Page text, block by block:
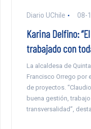
Diario UChile 08-
Karina Delfino:
trabajado con
La alcaldesa de
Francisco Orrego por
de proyectos.
buena gestión,
transversalidad”,